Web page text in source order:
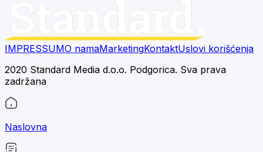
IMPRESSUMO namaMarketingKontaktUslovi korišćenja
2020 Standard Media d.o.o. Podgorica. Sva prava
zadržana
Naslovna